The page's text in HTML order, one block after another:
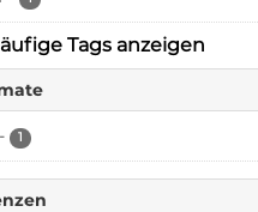
Tags anzeigen
- 1